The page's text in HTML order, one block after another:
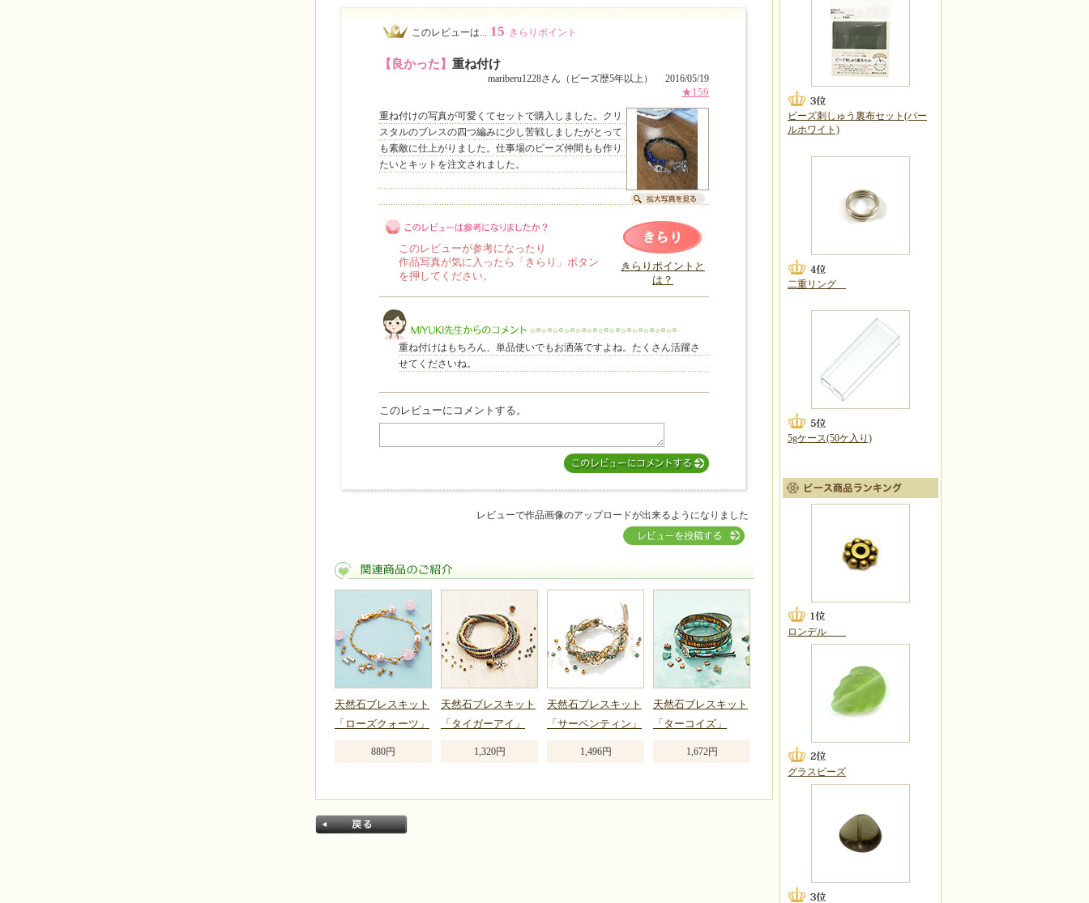
このレビューは... 15 きらりポイント
【良かった】 重ね付け
mariberu1228さん（ビーズ歴5年以上） 2016/05/19
★159
重ね付けの写真が可愛くてセットで購入しました。クリ
スタルのブレスの四つ編みに少し苦戦しましたがとって
も素敵に仕上がりました。仕事場のビーズ仲間もも作り
たいとキットを注文されました。
このレビューは参考になりましたか？
このレビューが参考になったり
作品写真が気に入ったら「きらり」ボタン
を押してください。
きらりポイントと
は？
重ね付けはもちろん、単品使いでもお洒落ですよね。たくさん活躍さ
せてくださいね。
このレビューにコメントする。
レビューで作品画像のアップロードが出来るようになりました
天然石ブレスキット
「ローズクォーツ」
880円
天然石ブレスキット
「タイガーアイ」
1,320円
天然石ブレスキット
「サーペンティン」
1,496円
天然石ブレスキット
「ターコイズ」
1,672円
ビーズ刺しゅう裏布セット(パー
ルホワイト)
二重リング
5gケース(50ケ入り)
ロンデル
グラスビーズ